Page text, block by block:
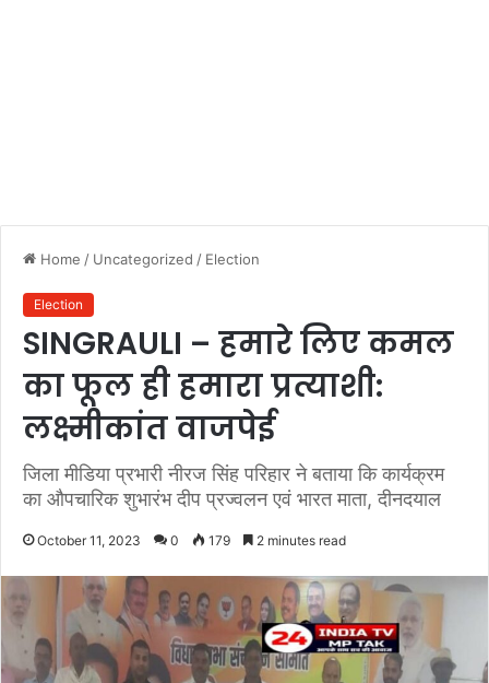
Home / Uncategorized / Election
Election
SINGRAULI – हमारे लिए कमल
का फूल ही हमारा प्रत्याशी:
लक्ष्मीकांत वाजपेई
जिला मीडिया प्रभारी नीरज सिंह परिहार ने बताया कि कार्यक्रम
का औपचारिक शुभारंभ दीप प्रज्वलन एवं भारत माता, दीनदयाल
October 11, 2023 0 179 2 minutes read